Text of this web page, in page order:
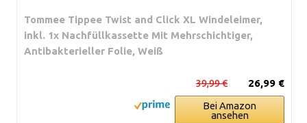
Tommee Tippee Twist and Click XL Windeleimer,
inkl. 1x Nachfüllkassette Mit Mehrschichtiger,
Antibakterieller Folie, Weiß
26,99 €
39,99 €
Bei Amazon
ansehen